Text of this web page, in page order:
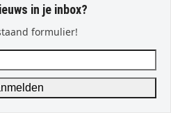
in je inbox?
formulier!